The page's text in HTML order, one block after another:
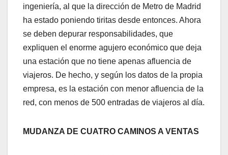
ingeniería, al que la dirección de Metro de Madrid
ha estado poniendo tiritas desde entonces. Ahora
se deben depurar responsabilidades, que
expliquen el enorme agujero económico que deja
una estación que no tiene apenas afluencia de
viajeros. De hecho, y según los datos de la propia
empresa, es la estación con menor afluencia de la
red, con menos de 500 entradas de viajeros al día.
MUDANZA DE CUATRO CAMINOS A VENTAS